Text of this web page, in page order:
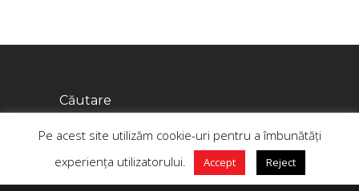
Căutare
+4 0758 555 444
Pe acest site utilizăm cookie-uri pentru a îmbunătăți
experiența utilizatorului.
Accept Reject